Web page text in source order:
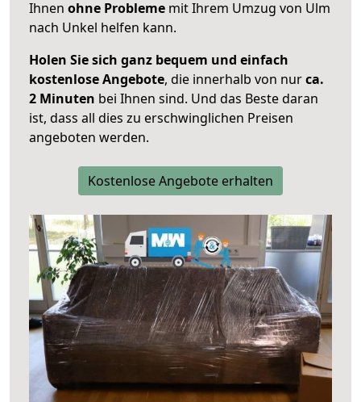
Ihnen ohne Probleme mit Ihrem Umzug von Ulm
nach Unkel helfen kann.
Holen Sie sich ganz bequem und einfach
kostenlose Angebote, die innerhalb von nurca.
2 Minuten bei Ihnen sind. Und das Beste daran
ist, dass all dies zu erschwinglichen Preisen
angeboten werden.
Kostenlose Angebote erhalten